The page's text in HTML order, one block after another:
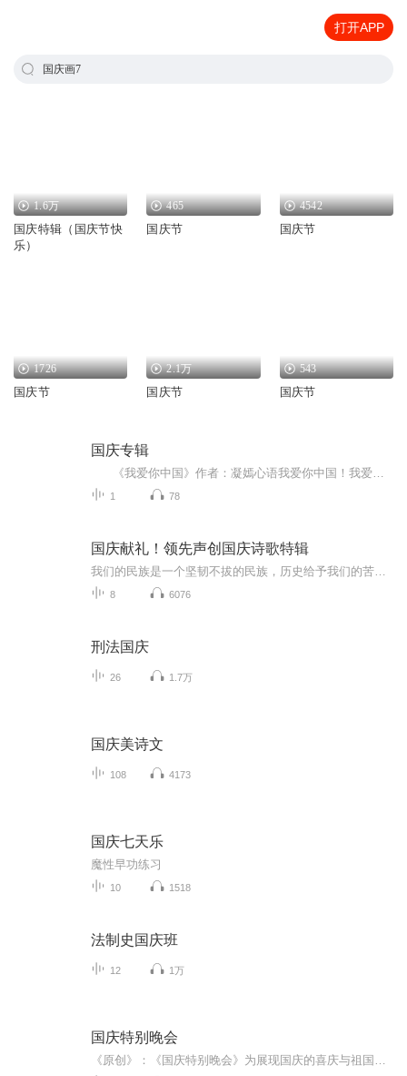
打开APP
国庆画7
1.6万
国庆特辑（国庆节快
乐）
465
国庆节
4542
国庆节
1726
国庆节
2.1万
国庆节
543
国庆节
国庆专辑
1 78
国庆献礼！领先声创国庆诗歌特辑
8 6076
刑法国庆
26 1.7万
国庆美诗文
108 4173
国庆七天乐
魔性早功练习
10 1518
法制史国庆班
12 1万
国庆特别晚会